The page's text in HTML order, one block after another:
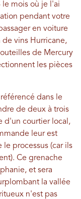
le mois où je l'ai
pendant votre
en voiture
vins Hurricane,
de Mercury
les pièces
dans le
de deux à trois
d'un courtier local,
leur est
processus (car ils
Ce grenache
et sera
la vallée
n'est pas